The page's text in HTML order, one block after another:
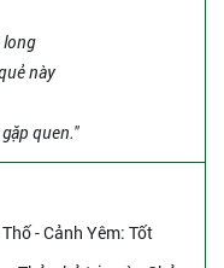
long
này
quen."
- Cảnh Yêm: Tốt